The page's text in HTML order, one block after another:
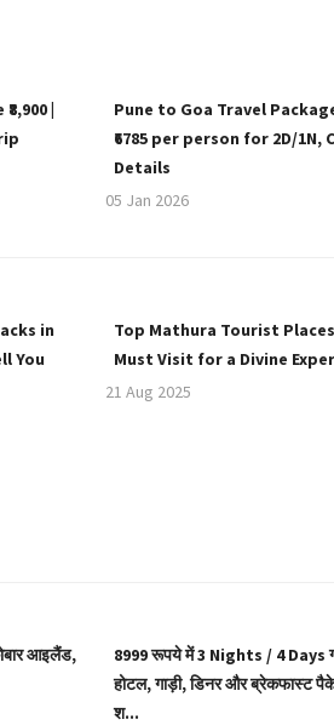
|
Pune to Goa Travel
₹6785 per person for 2D/1N,
Details
05 Jan 2026
in
You
Top Mathura Tourist
Must Visit for a Divine
21 Aug 2025
आइलैंड,
8999 रूपये में 3 Nights / 4 Days
होटल, गाड़ी, डिनर और ब्रेकफास्ट
श...